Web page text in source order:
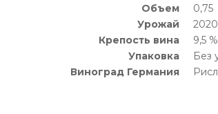
Объем
0,75
Урожай
2020
Крепость вина
9,5 %
Упаковка
Без
Виноград Германия